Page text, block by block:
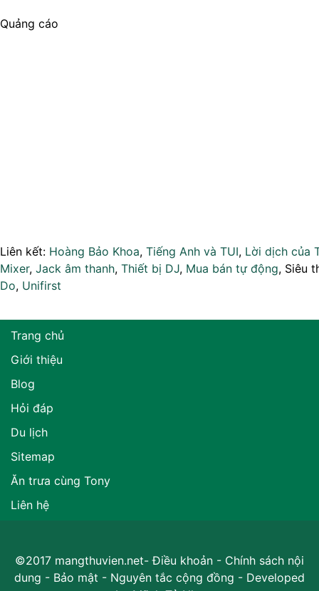
Quảng cáo
Liên kết: Hoàng Bảo Khoa, Tiếng Anh và TUI, Lời dịch của
Mixer, Jack âm thanh, Thiết bị DJ, Mua bán tự động, Siêu
Do, Unifirst
Trang chủ
Giới thiệu
Blog
Hỏi đáp
Du lịch
Sitemap
Ăn trưa cùng Tony
Liên hệ
©2017 mangthuvien.net-Điều khoản - Chính sách nội
dung - Bảo mật - Nguyên tắc cộng đồng - Developed